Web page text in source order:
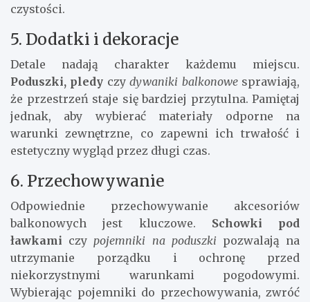
czystości.
5. Dodatki i dekoracje
Detale nadają charakter każdemu miejscu.
Poduszki, pledy czydywaniki balkonowesprawiają,
że przestrzeń staje się bardziej przytulna. Pamiętaj
jednak, aby wybierać materiały odporne na
warunki zewnętrzne, co zapewni ich trwałość i
estetyczny wygląd przez długi czas.
6. Przechowywanie
Odpowiednie przechowywanie akcesoriów
balkonowych jest kluczowe. Schowki pod
ławkami czypojemniki na poduszki pozwalają na
utrzymanie porządku i ochronę przed
niekorzystnymi warunkami pogodowymi.
Wybierając pojemniki do przechowywania, zwróć